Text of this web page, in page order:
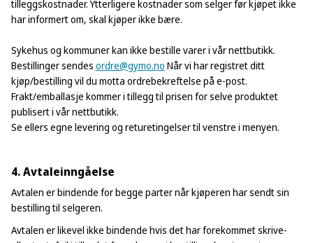
tilleggskostnader. Ytterligere kostnader som selger før kjøpet ikke
har informert om, skal kjøper ikke bære.
Sykehus og kommuner kan ikke bestille varer i vår nettbutikk.
Bestillinger sendes ordre@gymo.no Når vi har registret ditt
kjøp/bestilling vil du motta ordrebekreftelse på e-post.
Frakt/emballasje kommer i tillegg til prisen for selve produktet
publisert i vår nettbutikk.
Se ellers egne levering og returetingelser til venstre i menyen.
4. Avtaleinngåelse
Avtalen er bindende for begge parter når kjøperen har sendt sin
bestilling til selgeren.
Avtalen er likevel ikke bindende hvis det har forekommet skrive-